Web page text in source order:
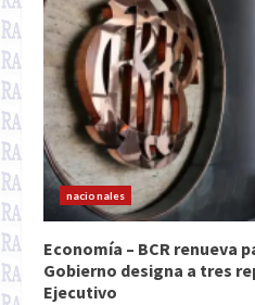
nacionales
Economía – BCR renueva
Gobierno designa a tres
Ejecutivo